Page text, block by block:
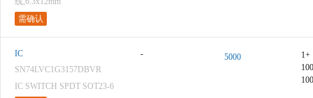
需确认
IC
SN74LVC1G3157DBVR
IC SWITCH SPDT SOT23-6
- 5000
1+